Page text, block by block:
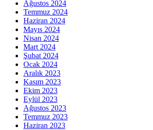
Ağustos 2024
Temmuz 2024
Haziran 2024
Mayıs 2024
Nisan 2024
Mart 2024
Şubat 2024
Ocak 2024
Aralık 2023
Kasım 2023
Ekim 2023
Eylül 2023
Ağustos 2023
Temmuz 2023
Haziran 2023